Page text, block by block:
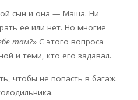
сын и она — Маша. Ни
ее или нет. Но многие
там?» С этого вопроса
и теми, кто его задавал.
чтобы не попасть в багаж.